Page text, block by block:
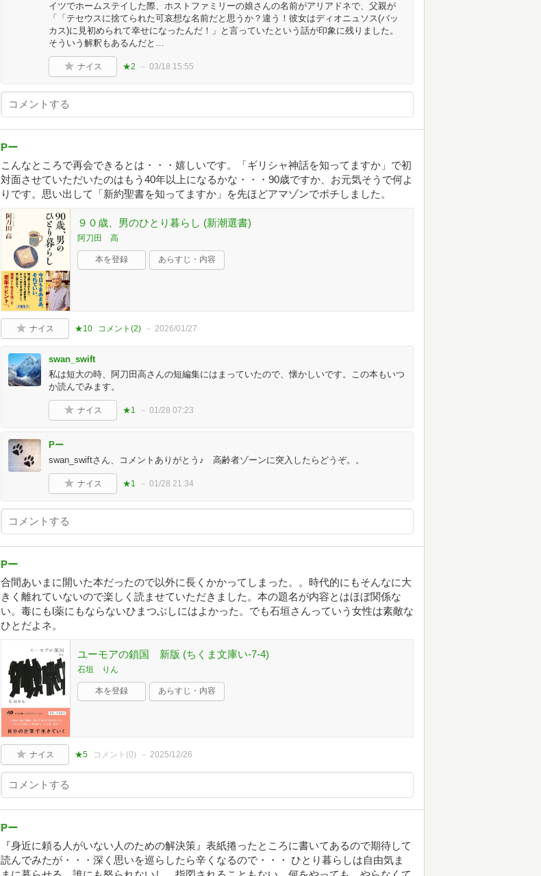
イツでホームステイした際、ホストファミリーの娘さんの名前がアリアドネで、父親が
「「テセウスに捨てられた可哀想な名前だと思うか？違う！彼女はディオニュソス(バッ
カス)に見初められて幸せになったんだ！」と言っていたという話が印象に残りました。
そういう解釈もあるんだと…
ナイス ★2 03/18 15:55
Pー
こんなところで再会できるとは・・・嬉しいです。「ギリシャ神話を知ってますか」で初
対面させていただいたのはもう40年以上になるかな・・・90歳ですか、お元気そうで何よ
りです。思い出して「新約聖書を知ってますか」を先ほどアマゾンでポチしました。
９０歳、男のひとり暮らし (新潮選書)
阿刀田 高
本を登録 あらすじ・内容
ナイス ★10 コメント(2) 2026/01/27
swan_swift
私は短大の時、阿刀田高さんの短編集にはまっていたので、懐かしいです。この本もいつ
か読んでみます。
ナイス ★1 01/28 07:23
Pー
swan_swiftさん、コメントありがとう♪ 高齢者ゾーンに突入したらどうぞ。。
ナイス ★1 01/28 21:34
Pー
合間あいまに開いた本だったので以外に長くかかってしまった。。時代的にもそんなに大
きく離れていないので楽しく読ませていただきました。本の題名が内容とはほぼ関係な
い。毒にもl薬にもならないひまつぶしにはよかった。でも石垣さんっていう女性は素敵な
ひとだよネ。
ユーモアの鎖国 新版 (ちくま文庫い-7-4)
石垣 りん
本を登録 あらすじ・内容
ナイス ★5 コメント(0) 2025/12/26
Pー
『身近に頼る人がいない人のための解決策』表紙捲ったところに書いてあるので期待して
読んでみたが・・・深く思いを巡らしたら辛くなるので・・・ ひとり暮らしは自由気ま